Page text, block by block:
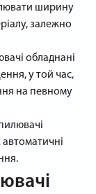
ширину
залежно
обладнані
у той час,
на певному